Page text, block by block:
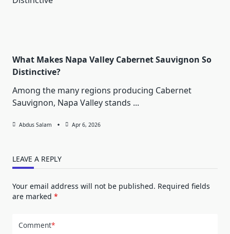
What Makes Napa Valley Cabernet Sauvignon So
Distinctive?
Among the many regions producing Cabernet
Sauvignon, Napa Valley stands ...
Abdus Salam Apr 6, 2026
LEAVE A REPLY
Your email address will not be published. Required fields
are marked *
Comment*